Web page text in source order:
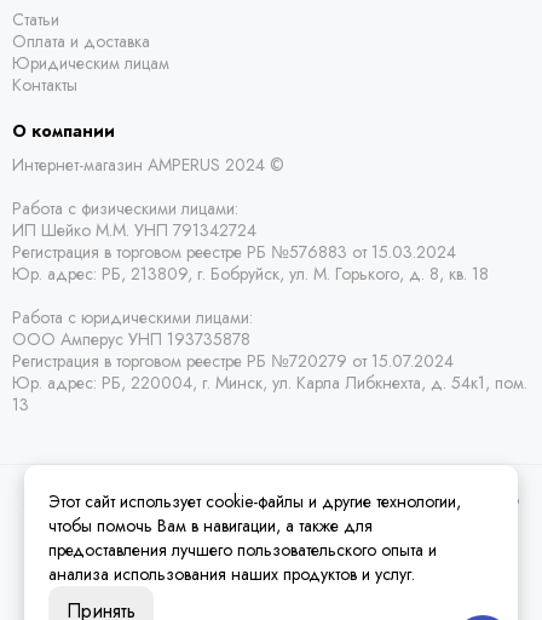
Статьи
Оплата и доставка
Юридическим лицам
Контакты
О компании
Интернет-магазин AMPERUS 2024 ©
Работа с физическими лицами:
ИП Шейко М.М. УНП 791342724
Регистрация в торговом реестре РБ №576883 от 15.03.2024
Юр. адрес: РБ, 213809, г. Бобруйск, ул. М. Горького, д. 8, кв. 18
Работа с юридическими лицами:
ООО Амперус УНП 193735878
Регистрация в торговом реестре РБ №720279 от 15.07.2024
Юр. адрес: РБ, 220004, г. Минск, ул. Карла Либкнехта, д. 54к1, пом.
13
2026 © Amperus Радиодетали Минск | купить в розницу, оптом и почтой по
Беларуси.Карта сайта
Этот сайт использует cookie-файлы и другие технологии,
чтобы помочь Вам в навигации, а также для
предоставления лучшего пользовательского опыта и
анализа использования наших продуктов и услуг.
Принять